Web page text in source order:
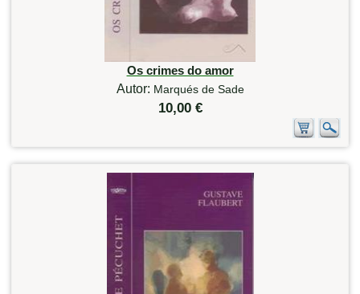
Os crimes do amor
Autor: Marqués de Sade
10,00 €